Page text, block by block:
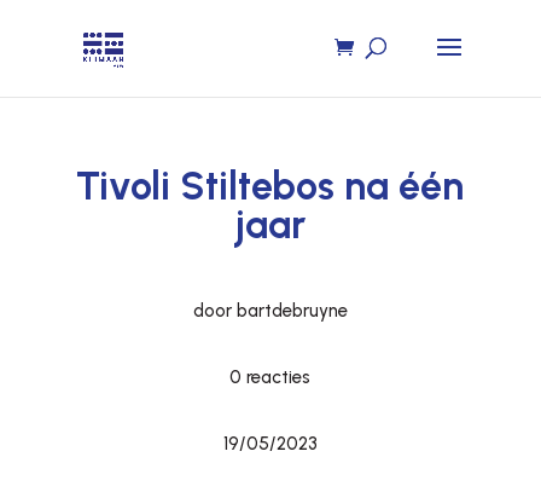
Tivoli Stiltebos na één
jaar
door bartdebruyne
0 reacties
19/05/2023